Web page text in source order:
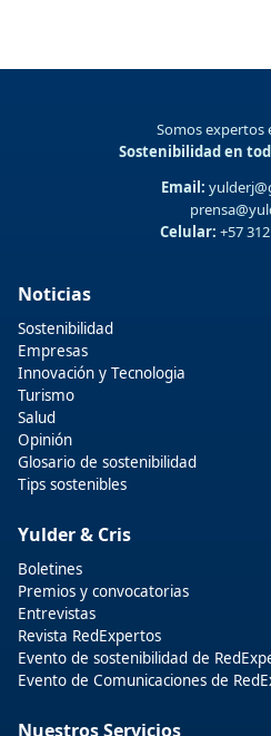
Somos expertos
Sostenibilidad en
Email:
Celular: +57
Noticias
Sostenibilidad
Empresas
Innovación y Tecnologia
Turismo
Salud
Opinión
Glosario de sostenibilidad
Tips sostenibles
Yulder & Cris
Boletines
Premios y convocatorias
Entrevistas
Revista RedExpertos
Evento de sostenibilidad de
Evento de Comunicaciones de
Nuestros Servicios